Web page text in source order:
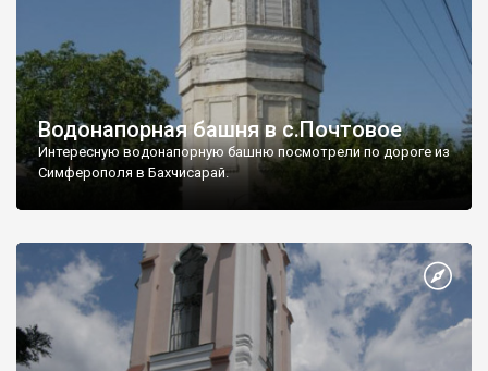
Водонапорная башня в с.Почтовое
Интересную водонапорную башню посмотрели по дороге из
Симферополя в Бахчисарай.